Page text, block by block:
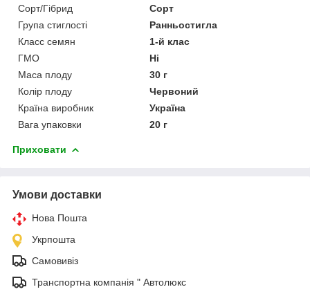
Сорт/Гібрид
Сорт
Група стиглості
Ранньостигла
Класс семян
1-й клас
ГМО
Ні
Маса плоду
30 г
Колір плоду
Червоний
Країна виробник
Україна
Вага упаковки
20 г
Приховати
Умови доставки
Нова Пошта
Укрпошта
Самовивіз
Транспортна компанія " Автолюкс